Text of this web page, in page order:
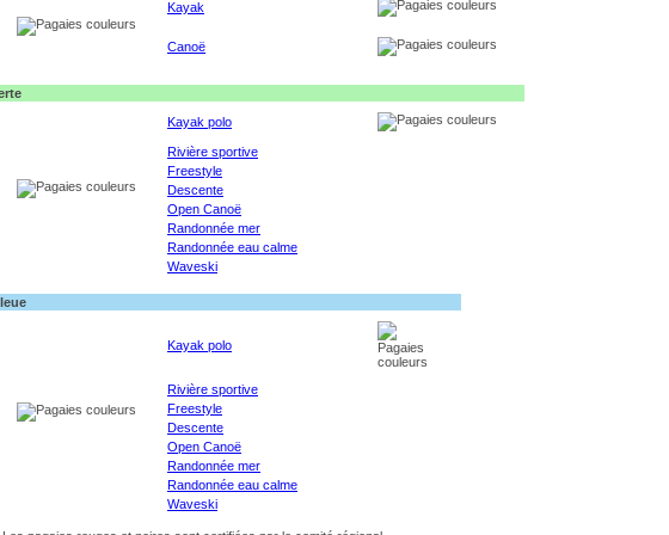
Kayak
Canoë
Kayak polo
Rivière sportive
Freestyle
Descente
Open Canoë
Randonnée mer
Randonnée eau calme
Waveski
Kayak polo
Rivière sportive
Freestyle
Descente
Open Canoë
Randonnée mer
Randonnée eau calme
Waveski